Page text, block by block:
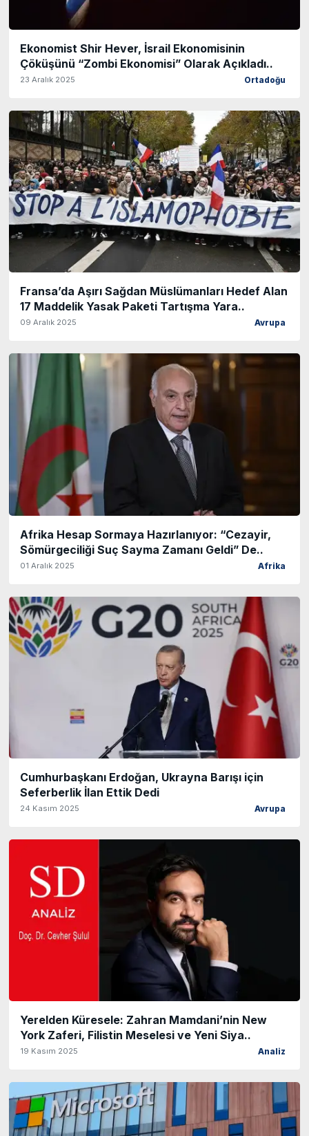
Ekonomist Shir Hever, İsrail Ekonomisinin
Çöküşünü “Zombi Ekonomisi” Olarak Açıkladı..
23 Aralık 2025 Ortadoğu
Fransa’da Aşırı Sağdan Müslümanları Hedef Alan
17 Maddelik Yasak Paketi Tartışma Yara..
09 Aralık 2025 Avrupa
Afrika Hesap Sormaya Hazırlanıyor: “Cezayir,
Sömürgeciliği Suç Sayma Zamanı Geldi” De..
01 Aralık 2025 Afrika
Cumhurbaşkanı Erdoğan, Ukrayna Barışı için
Seferberlik İlan Ettik Dedi
24 Kasım 2025 Avrupa
Yerelden Küresele: Zahran Mamdani’nin New
York Zaferi, Filistin Meselesi ve Yeni Siya..
19 Kasım 2025 Analiz